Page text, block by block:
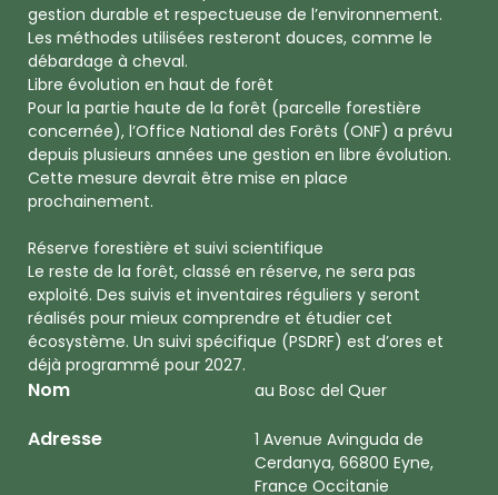
gestion durable et respectueuse de l’environnement.
Les méthodes utilisées resteront douces, comme le
débardage à cheval.
Libre évolution en haut de forêt
Pour la partie haute de la forêt (parcelle forestière
concernée), l’Office National des Forêts (ONF) a prévu
depuis plusieurs années une gestion en libre évolution.
Cette mesure devrait être mise en place
prochainement.
Réserve forestière et suivi scientifique
Le reste de la forêt, classé en réserve, ne sera pas
exploité. Des suivis et inventaires réguliers y seront
réalisés pour mieux comprendre et étudier cet
écosystème. Un suivi spécifique (PSDRF) est d’ores et
déjà programmé pour 2027.
Nom au Bosc del Quer
Adresse
1 Avenue Avinguda de
Cerdanya, 66800 Eyne,
France Occitanie